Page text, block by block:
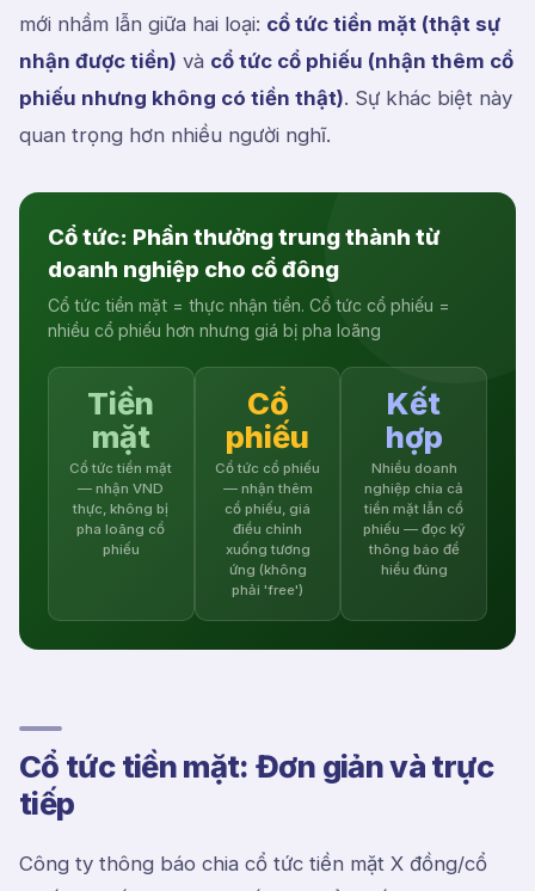
mới nhầm lẫn giữa hai loại: cổ tức tiền mặt (thật sự
nhận được tiền) và cổ tức cổ phiếu (nhận thêm cổ
phiếu nhưng không có tiền thật). Sự khác biệt này
quan trọng hơn nhiều người nghĩ.
Cổ tức: Phần thưởng trung thành từ
doanh nghiệp cho cổ đông
Cổ tức tiền mặt = thực nhận tiền. Cổ tức cổ phiếu =
nhiều cổ phiếu hơn nhưng giá bị pha loãng
Tiền
mặt
Cổ tức tiền mặt
— nhận VND
thực, không bị
pha loãng cổ
phiếu
Cổ
phiếu
Cổ tức cổ phiếu
— nhận thêm
cổ phiếu, giá
điều chỉnh
xuống tương
ứng (không
phải 'free')
Kết
hợp
Nhiều doanh
nghiệp chia cả
tiền mặt lẫn cổ
phiếu — đọc kỹ
thông báo để
hiểu đúng
Cổ tức tiền mặt: Đơn giản và trực
tiếp
Công ty thông báo chia cổ tức tiền mặt X đồng/cổ